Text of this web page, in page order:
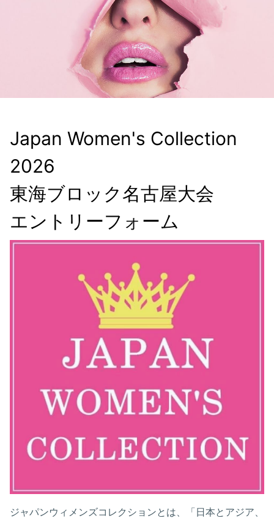
Japan Women's Collection
2026
東海ブロック名古屋大会
エントリーフォーム
ジャパンウィメンズコレクションとは、「日本とアジア、